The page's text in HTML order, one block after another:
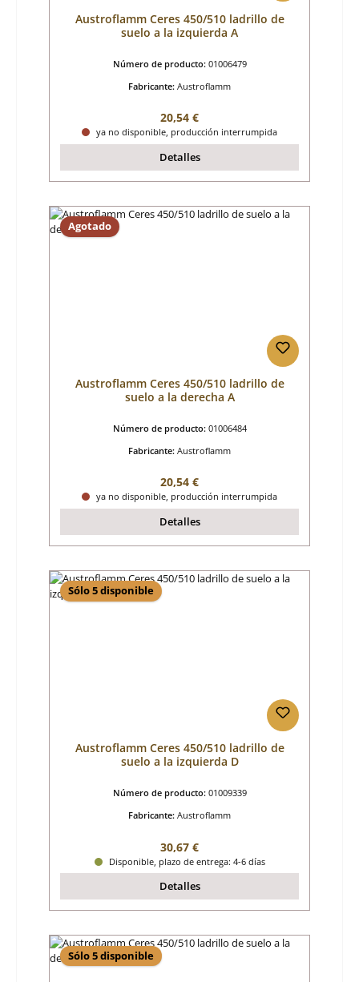
Austroflamm Ceres 450/510 ladrillo de
suelo a la izquierda A
Número de producto: 01006479
Fabricante: Austroflamm
Precio normal:
20,54 €
ya no disponible, producción interrumpida
Detalles
Agotado
Austroflamm Ceres 450/510 ladrillo de
suelo a la derecha A
Número de producto: 01006484
Fabricante: Austroflamm
Precio normal:
20,54 €
ya no disponible, producción interrumpida
Detalles
Sólo 5 disponible
Austroflamm Ceres 450/510 ladrillo de
suelo a la izquierda D
Número de producto: 01009339
Fabricante: Austroflamm
Precio normal:
30,67 €
Disponible, plazo de entrega: 4-6 días
Detalles
Sólo 5 disponible